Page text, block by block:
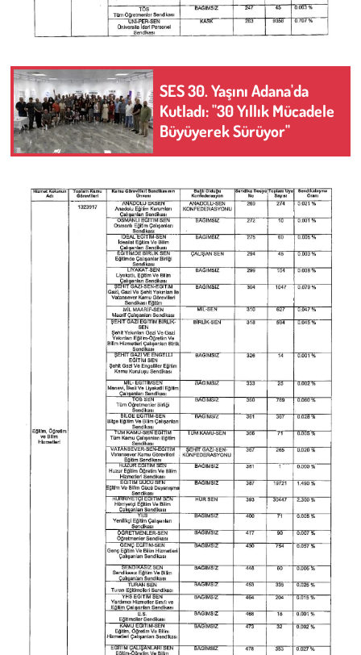
SES 30. Yaşını Adana'da
Kutladı: "30 Yıllık Mücadele
Büyüyerek Sürüyor"